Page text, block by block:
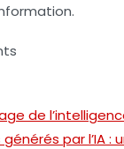
de
par l’IA :